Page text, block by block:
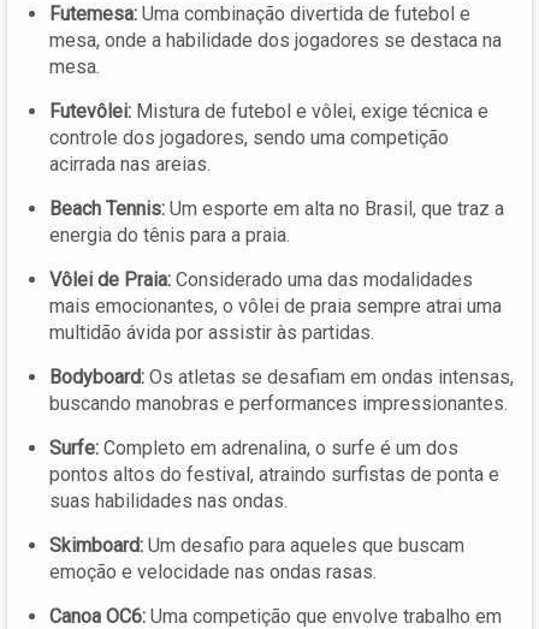
Futemesa: Uma combinação divertida de futebol e
mesa, onde a habilidade dos jogadores se destaca na
mesa.
Futevôlei: Mistura de futebol e vôlei, exige técnica e
controle dos jogadores, sendo uma competição
acirrada nas areias.
Beach Tennis: Um esporte em alta no Brasil, que traz a
energia do tênis para a praia.
Vôlei de Praia: Considerado uma das modalidades
mais emocionantes, o vôlei de praia sempre atrai uma
multidão ávida por assistir às partidas.
Bodyboard: Os atletas se desafiam em ondas intensas,
buscando manobras e performances impressionantes.
Surfe: Completo em adrenalina, o surfe é um dos
pontos altos do festival, atraindo surfistas de ponta e
suas habilidades nas ondas.
Skimboard: Um desafio para aqueles que buscam
emoção e velocidade nas ondas rasas.
Canoa OC6: Uma competição que envolve trabalho em